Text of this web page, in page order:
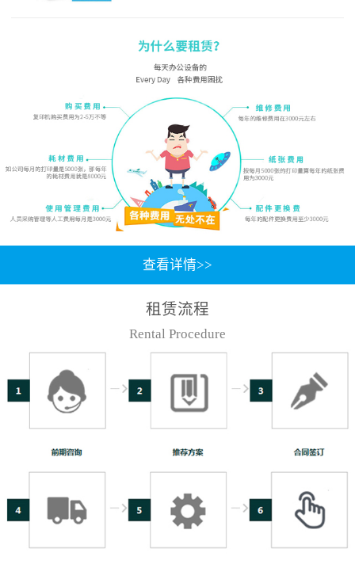
查看详情>>
租赁流程
Rental Procedure